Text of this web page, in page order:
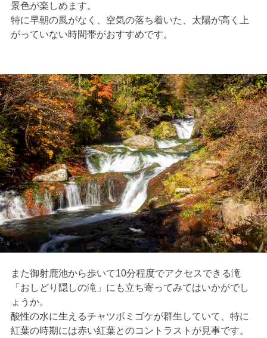
景色が楽しめます。
特に早朝の風がなく、空気の落ち着いた、太陽が高く上
がっていない時間帯がおすすめです。
また御射鹿池から歩いて10分程度でアクセスできる滝
「おしどり隠しの滝」にも立ち寄ってみてはいかがでし
ょうか。
酸性の水に生えるチャツボミゴケが群生していて、特に
紅葉の時期には赤い紅葉とのコントラストが見事です。